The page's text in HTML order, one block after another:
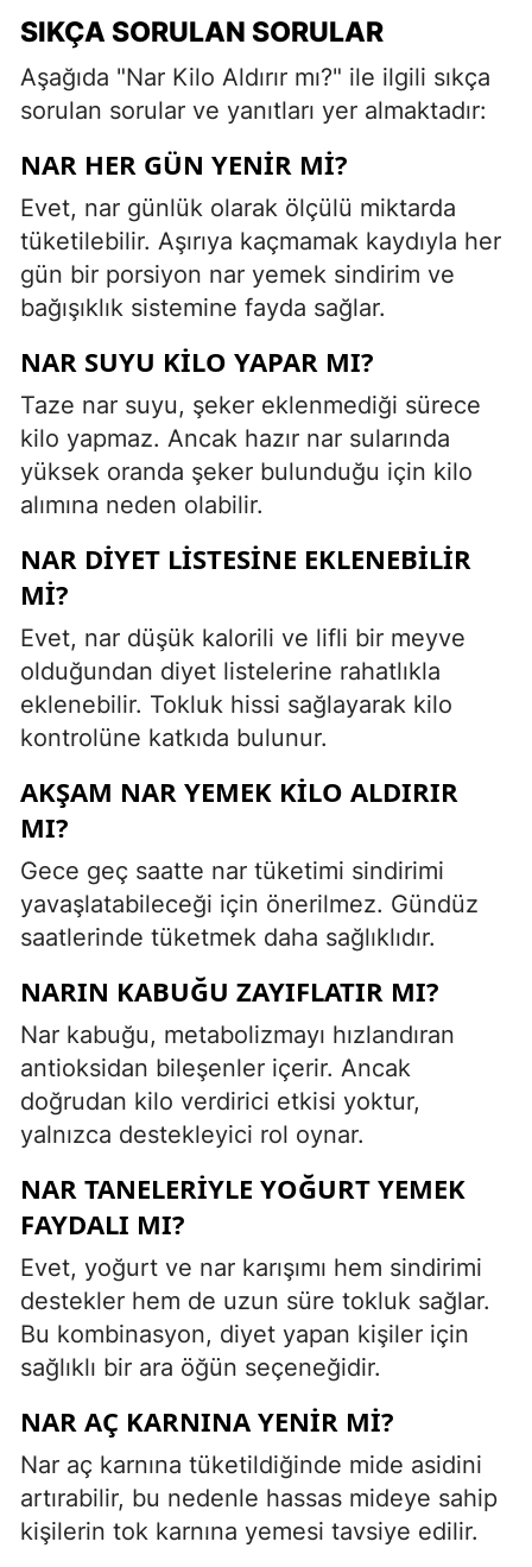
SIKÇA SORULAN SORULAR
Aşağıda "Nar Kilo Aldırır mı?" ile ilgili sıkça
sorulan sorular ve yanıtları yer almaktadır:
NAR HER GÜN YENIR MI?
Evet, nar günlük olarak ölçülü miktarda
tüketilebilir. Aşırıya kaçmamak kaydıyla her
gün bir porsiyon nar yemek sindirim ve
bağışıklık sistemine fayda sağlar.
NAR SUYU KILO YAPAR MI?
Taze nar suyu, şeker eklenmediği sürece
kilo yapmaz. Ancak hazır nar sularında
yüksek oranda şeker bulunduğu için kilo
alımına neden olabilir.
NAR DIYET LISTESINE EKLENEBILIR
MI?
Evet, nar düşük kalorili ve lifli bir meyve
olduğundan diyet listelerine rahatlıkla
eklenebilir. Tokluk hissi sağlayarak kilo
kontrolüne katkıda bulunur.
AKŞAM NAR YEMEK KILO ALDIRIR
MI?
Gece geç saatte nar tüketimi sindirimi
yavaşlatabileceği için önerilmez. Gündüz
saatlerinde tüketmek daha sağlıklıdır.
NARIN KABUĞU ZAYIFLATIR MI?
Nar kabuğu, metabolizmayı hızlandıran
antioksidan bileşenler içerir. Ancak
doğrudan kilo verdirici etkisi yoktur,
yalnızca destekleyici rol oynar.
NAR TANELERIYLE YOĞURT YEMEK
FAYDALI MI?
Evet, yoğurt ve nar karışımı hem sindirimi
destekler hem de uzun süre tokluk sağlar.
Bu kombinasyon, diyet yapan kişiler için
sağlıklı bir ara öğün seçeneğidir.
NAR AÇ KARNINA YENIR MI?
Nar aç karnına tüketildiğinde mide asidini
artırabilir, bu nedenle hassas mideye sahip
kişilerin tok karnına yemesi tavsiye edilir.